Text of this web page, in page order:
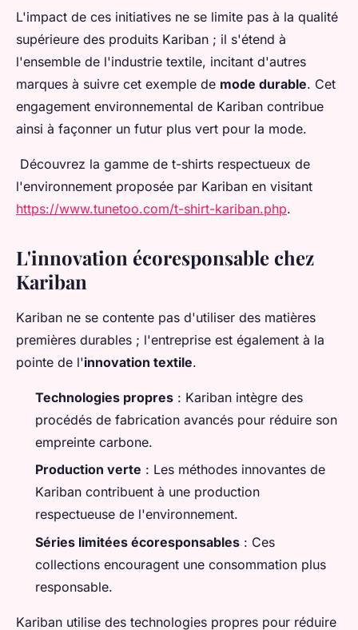
L'impact de ces initiatives ne se limite pas à la qualité
supérieure des produits Kariban ; il s'étend à
l'ensemble de l'industrie textile, incitant d'autres
marques à suivre cet exemple de mode durable. Cet
engagement environnemental de Kariban contribue
ainsi à façonner un futur plus vert pour la mode.
Découvrez la gamme de t-shirts respectueux de
l'environnement proposée par Kariban en visitant
https://www.tunetoo.com/t-shirt-kariban.php.
L'innovation écoresponsable chez
Kariban
Kariban ne se contente pas d'utiliser des matières
premières durables ; l'entreprise est également à la
pointe de l'innovation textile.
Technologies propres : Kariban intègre des
procédés de fabrication avancés pour réduire son
empreinte carbone.
Production verte : Les méthodes innovantes de
Kariban contribuent à une production
respectueuse de l'environnement.
Séries limitées écoresponsables : Ces
collections encouragent une consommation plus
responsable.
Kariban utilise des technologies propres pour réduire